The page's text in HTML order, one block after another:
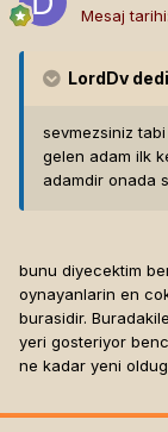
Mesaj tarihi:
LordDv
sevmezsiniz
gelen adam ilk
adamdir onada
bunu diyecektim
oynayanlarin en
burasidir.
yeri gosteriyor
ne kadar yeni